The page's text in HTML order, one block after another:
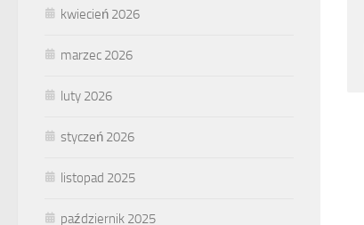
kwiecień 2026
marzec 2026
luty 2026
styczeń 2026
listopad 2025
październik 2025